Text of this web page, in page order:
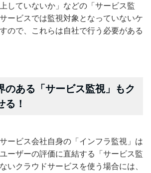
していないか」などの「サービス監
ービスでは監視対象となっていないケ
ので、これらは自社で行う必要がある
のある「サービス監視」もク
る！
ービス会社自身の「インフラ監視」は
ーザーの評価に直結する「サービス監
いクラウドサービスを使う場合には、